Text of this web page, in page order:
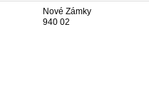
Nové Zámky
940 02